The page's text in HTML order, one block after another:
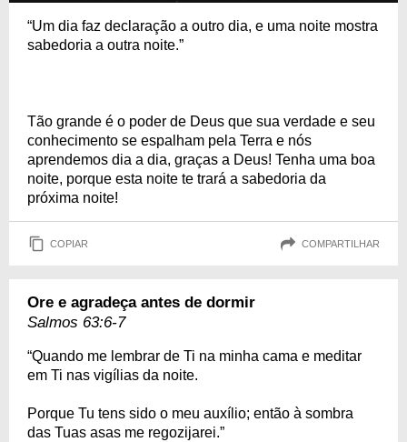
“Um dia faz declaração a outro dia, e uma noite mostra
sabedoria a outra noite.”
Tão grande é o poder de Deus que sua verdade e seu
conhecimento se espalham pela Terra e nós
aprendemos dia a dia, graças a Deus! Tenha uma boa
noite, porque esta noite te trará a sabedoria da
próxima noite!
COPIAR COMPARTILHAR
Ore e agradeça antes de dormir
Salmos 63:6-7
“Quando me lembrar de Ti na minha cama e meditar
em Ti nas vigílias da noite.
Porque Tu tens sido o meu auxílio; então à sombra
das Tuas asas me regozijarei.”